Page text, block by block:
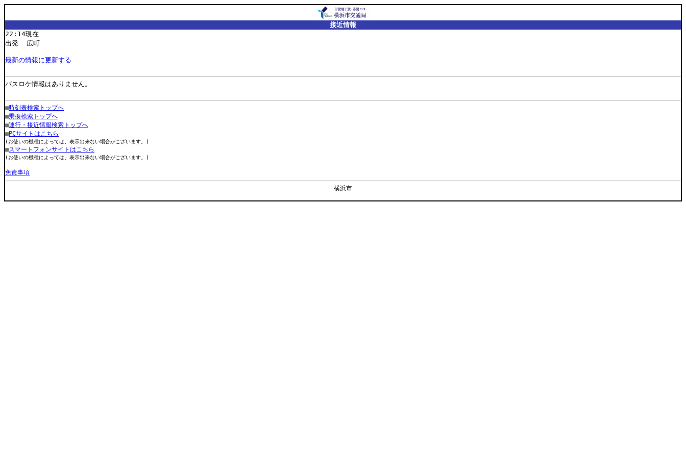
接近情報
22:14現在
出発 広町
最新の情報に更新する
バスロケ情報はありません。
■時刻表検索トップへ
■乗換検索トップへ
■運行・接近情報検索トップへ
■PCサイトはこちら
(お使いの機種によっては、表示出来ない場合がございます。)
■スマートフォンサイトはこちら
(お使いの機種によっては、表示出来ない場合がございます。)
免責事項
横浜市